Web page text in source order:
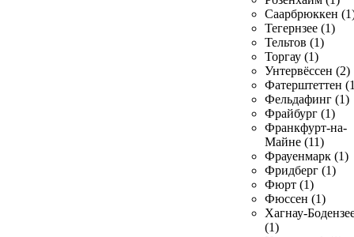
Саарбрюккен
Тегернзее (1)
Тельтов (1)
Торгау (1)
Унтервёссен (2)
Фатерштеттен
Фельдафинг (1)
Фрайбург (1)
Франкфурт-на-
Майне (11)
Фрауенмарк (1)
Фридберг (1)
Фюрт (1)
Фюссен (1)
Хагнау-
(1)